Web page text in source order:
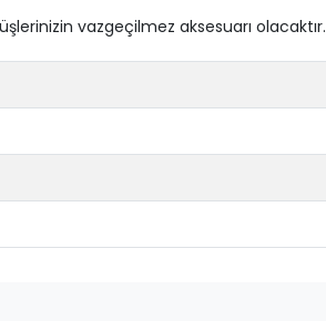
vazgeçilmez aksesuarı olacaktır.